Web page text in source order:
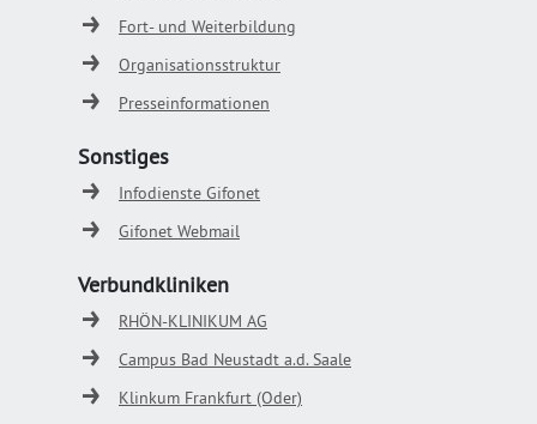
Fort- und Weiterbildung
Organisationsstruktur
Presseinformationen
Sonstiges
Infodienste Gifonet
Gifonet Webmail
Verbundkliniken
RHÖN-KLINIKUM AG
Campus Bad Neustadt a.d. Saale
Klinkum Frankfurt (Oder)